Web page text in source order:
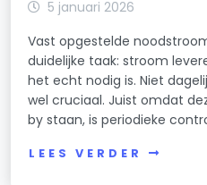
5 januari 2026
Vast opgestelde
duidelijke taak: stroom
het echt nodig is. Niet
wel cruciaal. Juist omdat
by staan, is periodieke
LEES VERDER